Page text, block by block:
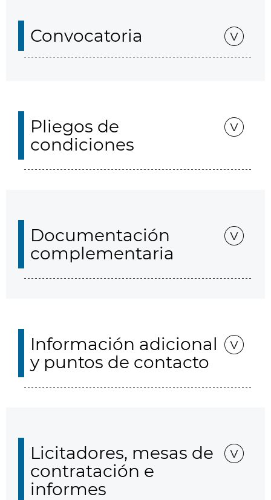
Convocatoria
Pliegos de
condiciones
Documentación
complementaria
Información adicional
y puntos de contacto
Licitadores, mesas de
contratación e
informes